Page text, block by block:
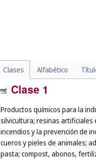
Clases Alfabético
Clase 1
Productos químicos para la
silvicultura; resinas
incendios y la prevención de
cueros y pieles de animales;
pasta; compost, abonos,